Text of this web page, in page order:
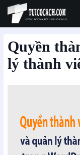
Quyền
lý thành